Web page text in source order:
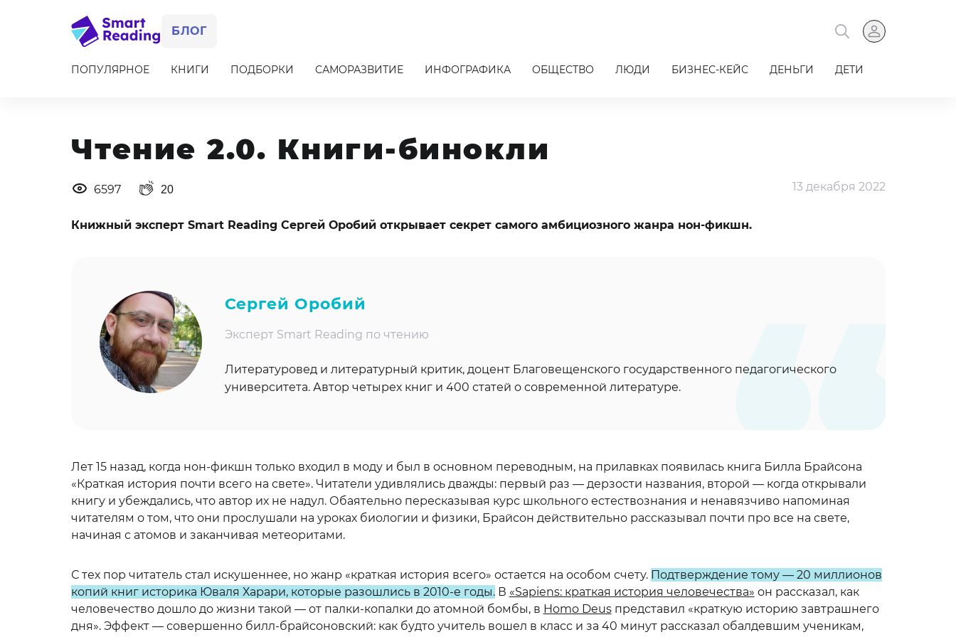
БЛОГ
ПОПУЛЯРНОЕ КНИГИ ПОДБОРКИ САМОРАЗВИТИЕ ИНФОГРАФИКА ОБЩЕСТВО ЛЮДИ БИЗНЕС-КЕЙС ДЕНЬГИ ДЕТИ
Чтение 2.0. Книги-бинокли
6597 20 13 декабря 2022
Книжный эксперт Smart Reading Сергей Оробий открывает секрет самого амбициозного жанра нон-фикшн.
Сергей Оробий
Эксперт Smart Reading по чтению
Литературовед и литературный критик, доцент Благовещенского государственного педагогического
университета. Автор четырех книг и 400 статей о современной литературе.
Лет 15 назад, когда нон-фикшн только входил в моду и был в основном переводным, на прилавках появилась книга Билла Брайсона
«Краткая история почти всего на свете». Читатели удивлялись дважды: первый раз — дерзости названия, второй — когда открывали
книгу и убеждались, что автор их не надул. Обаятельно пересказывая курс школьного естествознания и ненавязчиво напоминая
читателям о том, что они прослушали на уроках биологии и физики, Брайсон действительно рассказывал почти про все на свете,
начиная с атомов и заканчивая метеоритами.
С тех пор читатель стал искушеннее, но жанр «краткая история всего» остается на особом счету. Подтверждение тому — 20 миллионов
копий книг историка Юваля Харари, которые разошлись в 2010-е годы.В «Sapiens: краткая история человечества» он рассказал, как
человечество дошло до жизни такой — от палки-копалки до атомной бомбы, в Homo Deusпредставил «краткую историю завтрашнего
дня». Эффект — совершенно билл-брайсоновский: как будто учитель вошел в класс и за 40 минут рассказал обалдевшим ученикам,